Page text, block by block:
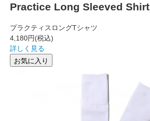
Practice Long Sleeved Shirt
プラクティスロングTシャツ
4,180円(税込)
詳しく見る
お気に入り